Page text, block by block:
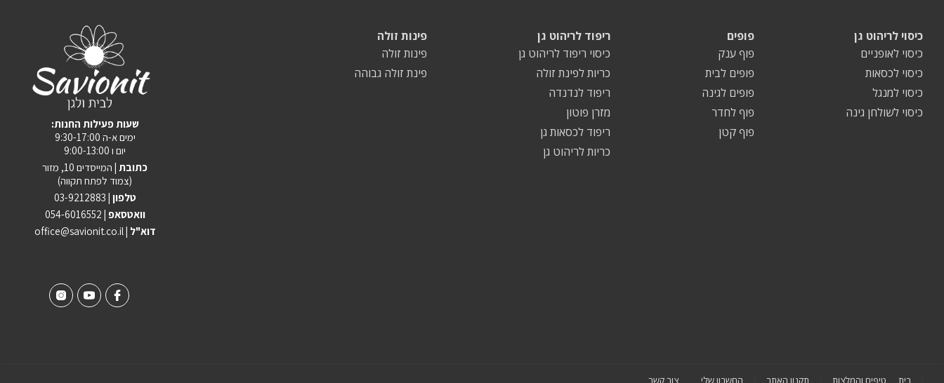
:שעות פעילות החנות
ימים א-ה 9:30-17:00
יום ו 9:00-13:00
כתובת | המייסדים 10, מזור
(צמוד לפתח תקווה)
טלפון | 03-9212883
וואטסאפ | 054-6016552
office@savionit.co.il | דוא"ל
פינות זולה
פינות זולה
פינת זולה גבוהה
ריפוד לריהוט גן
כיסוי ריפוד לריהוט גן
כריות לפינת זולה
ריפוד לנדנדה
מזרן פוטון
ריפוד לכסאות גן
כריות לריהוט גן
פופים
פוף ענק
פופים לבית
פופים לגינה
פוף לחדר
פוף קטן
כיסוי לריהוט גן
כיסוי לאופניים
כיסוי לכסאות
כיסוי למנגל
כיסוי לשולחן גינה
בית טיפים והמלצות תקנון האתר החשבון שלי צור קשר